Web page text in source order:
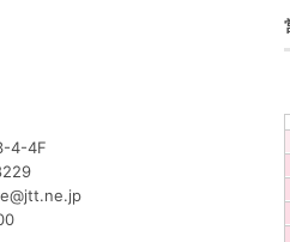
4-4F